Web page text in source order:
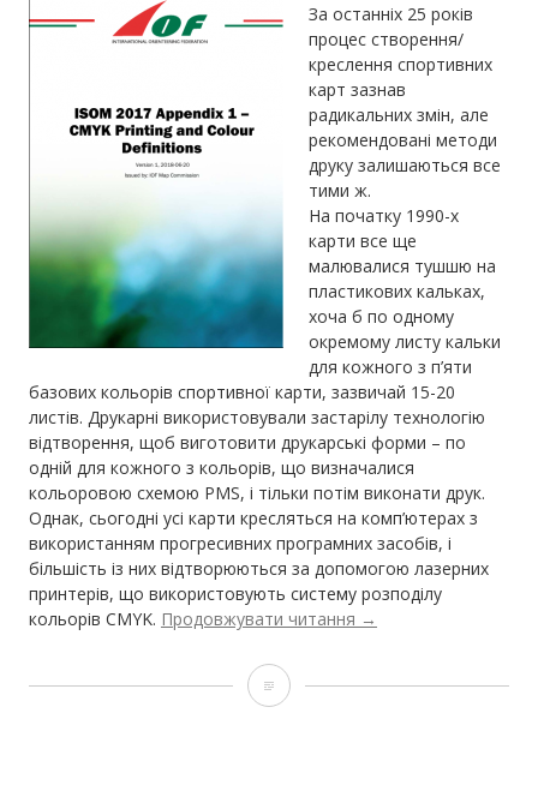
За останніх 25 років
процес створення/
креслення спортивних
карт зазнав
радикальних змін, але
рекомендовані методи
друку залишаються все
тими ж.
На початку 1990-х
карти все ще
малювалися тушшю на
пластикових кальках,
хоча б по одному
окремому листу кальки
для кожного з п’яти
базових кольорів спортивної карти, зазвичай 15-20
листів. Друкарні використовували застарілу технологію
відтворення, щоб виготовити друкарські форми – по
одній для кожного з кольорів, що визначалися
кольоровою схемою PMS, і тільки потім виконати друк.
Однак, сьогодні усі карти кресляться на комп’ютерах з
використанням прогресивних програмних засобів, і
більшість із них відтворюються за допомогою лазерних
принтерів, що використовують систему розподілу
кольорів CMYK. Продовжувати читання “Доповнення
ISOM
→
Доповнення